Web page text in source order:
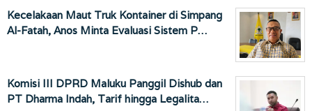
Kecelakaan Maut Truk Kontainer di Simpang
Al-Fatah, Anos Minta Evaluasi Sistem P…
Komisi III DPRD Maluku Panggil Dishub dan
PT Dharma Indah, Tarif hingga Legalita…